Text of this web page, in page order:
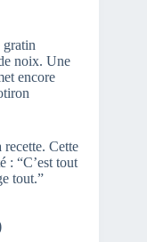
gratin
noix. Une
encore
Cette
: “C’est tout
tout.”